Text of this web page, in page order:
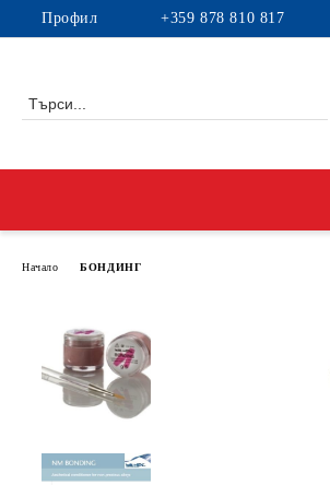
Профил +359 878 810 817
Начало БОНДИНГ